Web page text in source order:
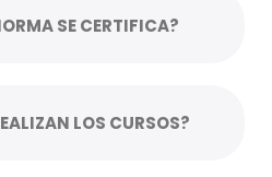
SE CERTIFICA?
LOS CURSOS?